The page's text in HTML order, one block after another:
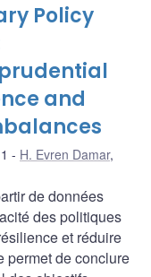
Policy
and
H. Evren Damar,
de données
des politiques
et réduire
permet de conclure